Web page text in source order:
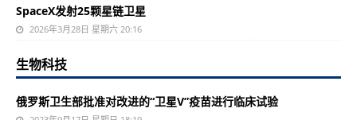
SpaceX发射25颗星链卫星
2026年3月28日 星期六 20:16
生物科技
俄罗斯卫生部批准对改进的“卫星V”疫苗进行临床试验